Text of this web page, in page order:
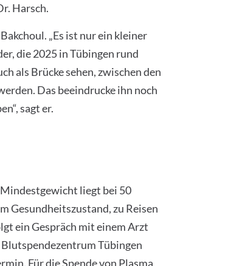
Harsch.
„Es ist nur ein kleiner
die 2025 in Tübingen rund
als Brücke sehen, zwischen den
Das beeindrucke ihn noch
sagt er.
Mindestgewicht liegt bei 50
Gesundheitszustand, zu Reisen
ein Gespräch mit einem Arzt
Tübingen
Für die Spende von Plasma